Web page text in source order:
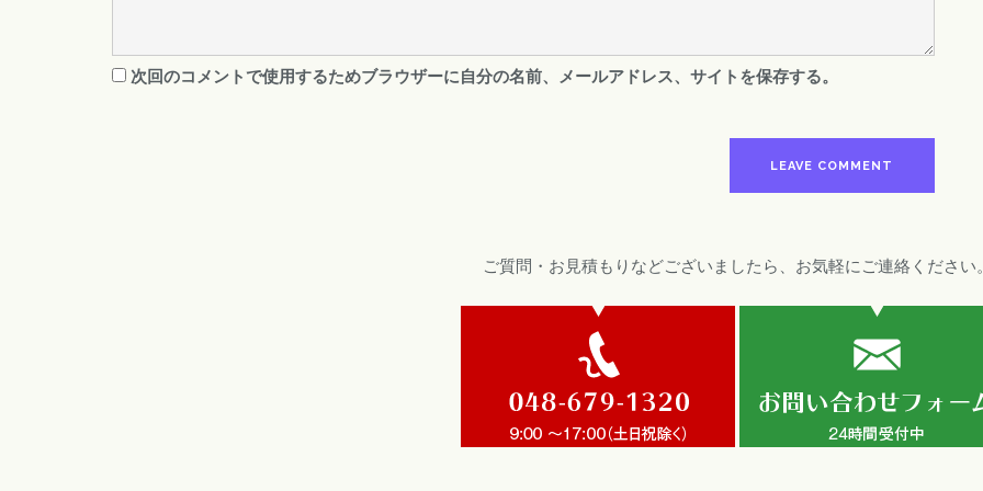
次回のコメントで使用するためブラウザーに自分の名前、メールアドレス、サイトを保存する。
ご質問・お見積もりなどございましたら、お気軽にご連絡ください